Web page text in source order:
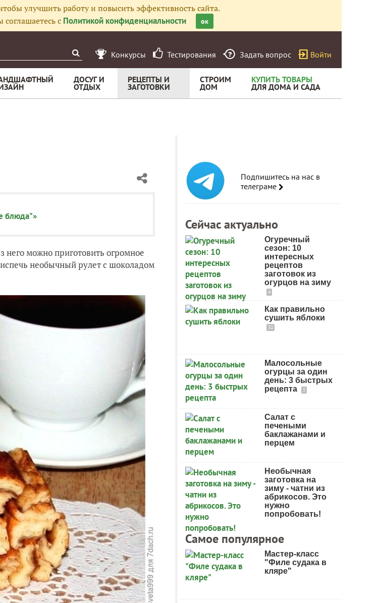
улучшить работу и повысить эффективность сайта.
с Политикой конфиденциальности ок
Конкурсы Тестирования Задать вопрос Войти
ДОСУГ И
ОТДЫХ
РЕЦЕПТЫ И
ЗАГОТОВКИ
СТРОИМ
ДОМ
КУПИТЬ ТОВАРЫ
ДЛЯ ДОМА И САДА
блюда"»
него можно приготовить огромное
необычный рулет с шоколадом
Подпишитесь на нас в
телеграме
Сейчас актуально
Огуречный
сезон: 10
интересных
рецептов
заготовок из
огурцов на зиму
4
Как правильно
сушить яблоки
32
Малосольные
огурцы за один
день: 3 быстрых
рецепта
5
Салат с
печеными
баклажанами и
перцем
Необычная
заготовка на
зиму - чатни из
абрикосов. Это
нужно
попробовать!
Самое популярное
Мастер-класс
"Филе судака в
кляре"